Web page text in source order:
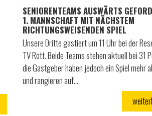
SENIORENTEAMS AUSWÄRTS
1. MANNSCHAFT MIT NÄCHSTEM
RICHTUNGSWEISENDEN SPIEL
Unsere Dritte gastiert um 11 Uhr bei der
TV Rott. Beide Teams stehen aktuell bei 31
die Gastgeber haben jedoch ein Spiel mehr
und rangieren auf…